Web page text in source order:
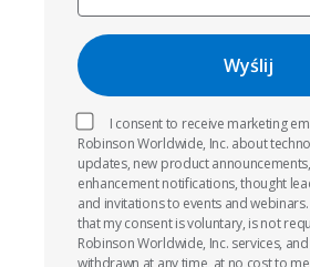
I consent to receive marketing
Robinson Worldwide, Inc. about
updates, new product
enhancement notifications, thought
and invitations to events and
that my consent is voluntary, is not
Robinson Worldwide, Inc. services,
withdrawn at any time, at no cost to